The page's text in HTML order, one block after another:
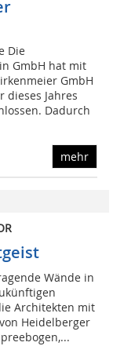
Die
GmbH hat mit
GmbH
dieses Jahres
Dadurch
mehr
Wände in
Architekten mit
Heidelberger